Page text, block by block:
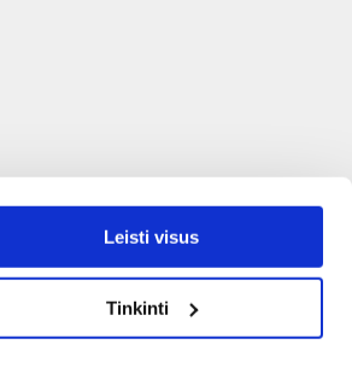
Leisti visus
Tinkinti
UAB Etina, A. Goštauto g. 8-220, LT-01108 Vilnius
Tel: +370 700 449 79, El.paštas:
Įmonės kodas 304013375